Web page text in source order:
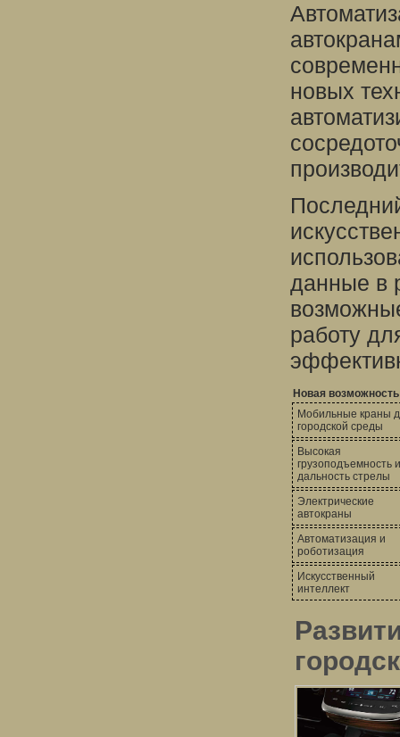
новых
данные в
работу
Новая возможность
Мобильные краны
городской среды
Высокая
грузоподъемность и
дальность стрелы
Электрические
автокраны
Автоматизация и
роботизация
Искусственный
интеллект